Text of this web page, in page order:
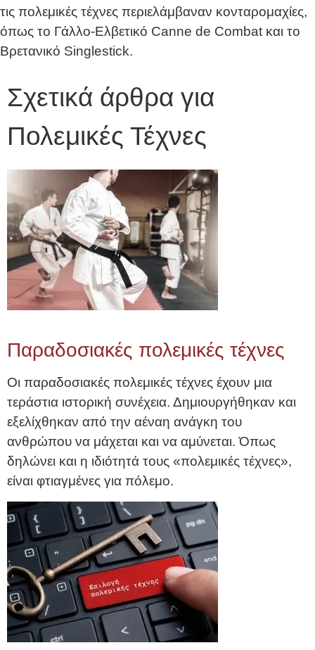
τις πολεμικές τέχνες περιελάμβαναν κονταρομαχίες,
όπως το Γάλλο-Ελβετικό Canne de Combat και το
Βρετανικό Singlestick.
Σχετικά άρθρα για
Πολεμικές Τέχνες
Παραδοσιακές πολεμικές τέχνες
Οι παραδοσιακές πολεμικές τέχνες έχουν μια
τεράστια ιστορική συνέχεια. Δημιουργήθηκαν και
εξελίχθηκαν από την αέναη ανάγκη του
ανθρώπου να μάχεται και να αμύνεται. Όπως
δηλώνει και η ιδιότητά τους «πολεμικές τέχνες»,
είναι φτιαγμένες για πόλεμο.